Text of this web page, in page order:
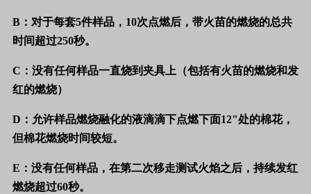
B ：对于每套5件样品， 10次点燃后，带火苗的燃烧的总共
时间超过250秒。
C ：没有任何样品一直烧到夹具上（包括有火苗的燃烧和发
红的燃烧）
D ：允许样品燃烧融化的液滴滴下点燃下面12"处的棉花，
但棉花燃烧时间较短。
E ：没有任何样品，在第二次移走测试火焰之后，持续发红
燃烧超过60秒。